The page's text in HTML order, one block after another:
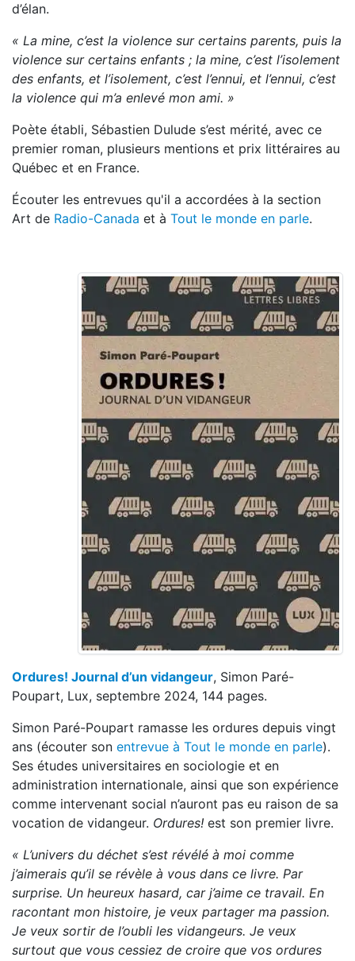
d’élan.
« La mine, c’est la violence sur certains parents, puis la
violence sur certains enfants ; la mine, c’est l’isolement
des enfants, et l’isolement, c’est l’ennui, et l’ennui, c’est
la violence qui m’a enlevé mon ami. »
Poète établi, Sébastien Dulude s’est mérité, avec ce
premier roman, plusieurs mentions et prix littéraires au
Québec et en France.
Écouter les entrevues qu'il a accordées à la section
Art de Radio-Canada et à Tout le monde en parle.
Ordures! Journal d’un vidangeur, Simon Paré-
Poupart, Lux, septembre 2024, 144 pages.
Simon Paré-Poupart ramasse les ordures depuis vingt
ans (écouter son entrevue à Tout le monde en parle).
Ses études universitaires en sociologie et en
administration internationale, ainsi que son expérience
comme intervenant social n’auront pas eu raison de sa
vocation de vidangeur. Ordures! est son premier livre.
« L’univers du déchet s’est révélé à moi comme
j’aimerais qu’il se révèle à vous dans ce livre. Par
surprise. Un heureux hasard, car j’aime ce travail. En
racontant mon histoire, je veux partager ma passion.
Je veux sortir de l’oubli les vidangeurs. Je veux
surtout que vous cessiez de croire que vos ordures